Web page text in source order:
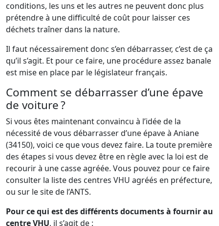
conditions, les uns et les autres ne peuvent donc plus
prétendre à une difficulté de coût pour laisser ces
déchets traîner dans la nature.
Il faut nécessairement donc s’en débarrasser, c’est de ça
qu’il s’agit. Et pour ce faire, une procédure assez banale
est mise en place par le législateur français.
Comment se débarrasser d’une épave
de voiture ?
Si vous êtes maintenant convaincu à l’idée de la
nécessité de vous débarrasser d’une épave à Aniane
(34150), voici ce que vous devez faire. La toute première
des étapes si vous devez être en règle avec la loi est de
recourir à une casse agréée. Vous pouvez pour ce faire
consulter la liste des centres VHU agréés en préfecture,
ou sur le site de l’ANTS.
Pour ce qui est des différents documents à fournir au
centre VHU, il s’agit de :